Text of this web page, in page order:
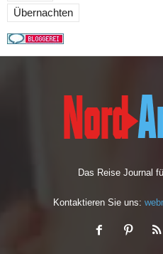
Übernachten
Das Reise Journal
Kontaktieren Sie uns: